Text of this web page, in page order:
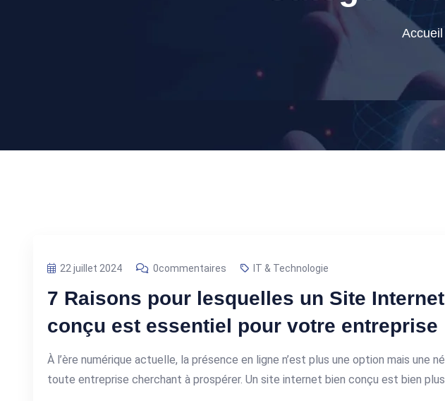
Accueil
22 juillet 2024 0commentaires IT & Technologie
7 Raisons pour lesquelles un Site
conçu est essentiel pour votre entreprise
À l’ère numérique actuelle, la présence en ligne n’est plus une option mais une
toute entreprise cherchant à prospérer. Un site internet bien conçu est bien plus